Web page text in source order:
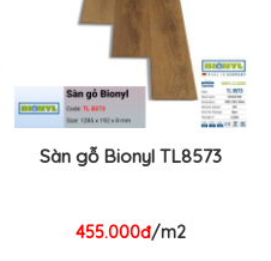
Sàn gỗ Bionyl TL8573
455.000đ/m2